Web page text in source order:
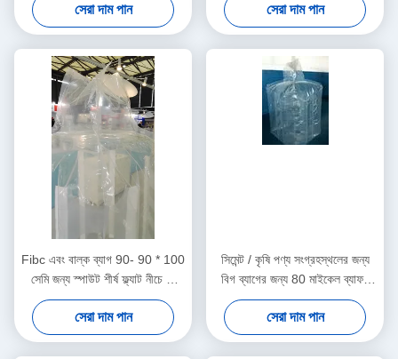
সেরা দাম পান সেরা দাম পান
Fibc এবং বাল্ক ব্যাগ 90- 90 * 100
সেমি জন্য স্পাউট শীর্ষ ফ্ল্যাট নীচে পে
বাফল লাইনার
সেরা দাম পান
সিমেন্ট / কৃষি পণ্য সংগ্রহস্থলের জন্য
বিগ ব্যাগের জন্য 80 মাইকেল ব্যাফল
লাইনার
সেরা দাম পান